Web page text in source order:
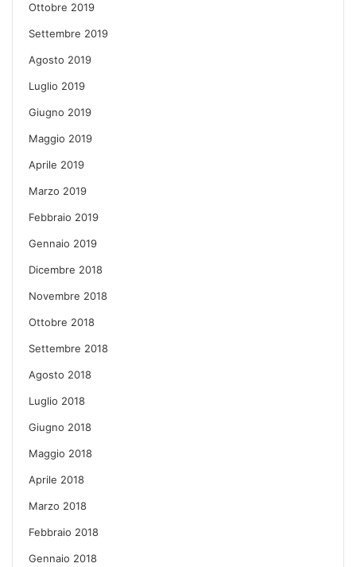
Ottobre 2019
Settembre 2019
Agosto 2019
Luglio 2019
Giugno 2019
Maggio 2019
Aprile 2019
Marzo 2019
Febbraio 2019
Gennaio 2019
Dicembre 2018
Novembre 2018
Ottobre 2018
Settembre 2018
Agosto 2018
Luglio 2018
Giugno 2018
Maggio 2018
Aprile 2018
Marzo 2018
Febbraio 2018
Gennaio 2018